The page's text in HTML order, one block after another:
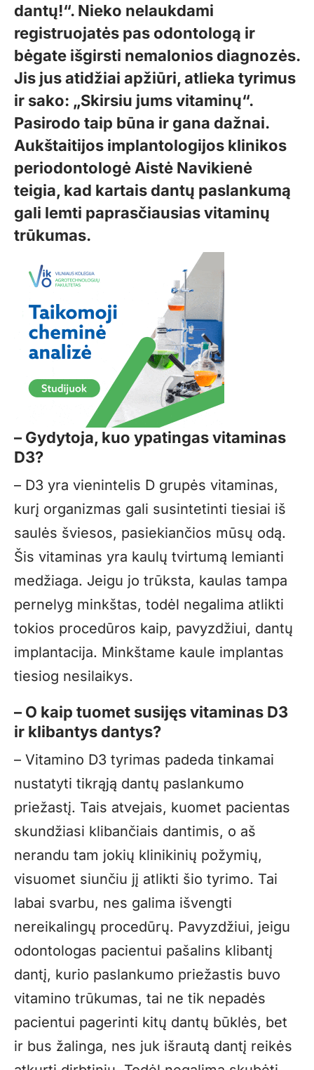
dantų!“. Nieko nelaukdami
registruojatės pas odontologą ir
bėgate išgirsti nemalonios diagnozės.
Jis jus atidžiai apžiūri, atlieka tyrimus
ir sako: „Skirsiu jums vitaminų“.
Pasirodo taip būna ir gana dažnai.
Aukštaitijos implantologijos klinikos
periodontologė Aistė Navikienė
teigia, kad kartais dantų paslankumą
gali lemti paprasčiausias vitaminų
trūkumas.
– Gydytoja, kuo ypatingas vitaminas
D3?
– D3 yra vienintelis D grupės vitaminas,
kurį organizmas gali susintetinti tiesiai iš
saulės šviesos, pasiekiančios mūsų odą.
Šis vitaminas yra kaulų tvirtumą lemianti
medžiaga. Jeigu jo trūksta, kaulas tampa
pernelyg minkštas, todėl negalima atlikti
tokios procedūros kaip, pavyzdžiui, dantų
implantacija. Minkštame kaule implantas
tiesiog nesilaikys.
– O kaip tuomet susijęs vitaminas D3
ir klibantys dantys?
– Vitamino D3 tyrimas padeda tinkamai
nustatyti tikrąją dantų paslankumo
priežastį. Tais atvejais, kuomet pacientas
skundžiasi klibančiais dantimis, o aš
nerandu tam jokių klinikinių požymių,
visuomet siunčiu jį atlikti šio tyrimo. Tai
labai svarbu, nes galima išvengti
nereikalingų procedūrų. Pavyzdžiui, jeigu
odontologas pacientui pašalins klibantį
dantį, kurio paslankumo priežastis buvo
vitamino trūkumas, tai ne tik nepadės
pacientui pagerinti kitų dantų būklės, bet
ir bus žalinga, nes juk išrautą dantį reikės